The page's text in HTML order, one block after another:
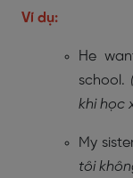
Ví dụ:
He
school.
khi học
My
tôi